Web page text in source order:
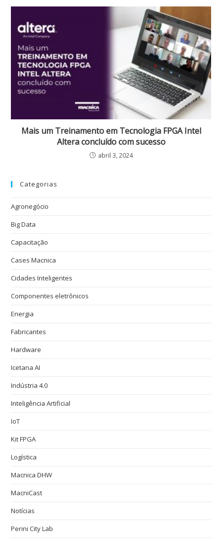
Mais um Treinamento em Tecnologia FPGA Intel
Altera concluído com sucesso
abril 3, 2024
Categorias
Agronegócio
Big Data
Capacitação
Cases Macnica
Cidades Inteligentes
Componentes eletrônicos
Energia
Fabricantes
Hardware
Icetana AI
Indústria 4.0
Inteligência Artificial
IoT
Kit FPGA
Logística
Macnica DHW
MacniCast
Notícias
Perini City Lab